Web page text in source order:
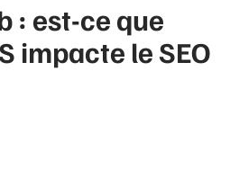
: est-ce que
impacte le SEO